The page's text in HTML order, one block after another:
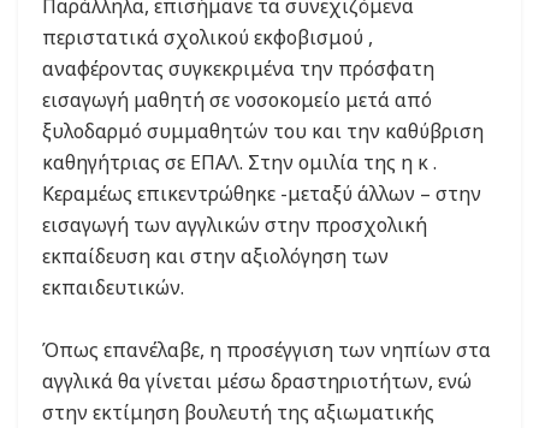
Παράλληλα, επισήμανε τα συνεχιζόμενα
περιστατικά σχολικού εκφοβισμού ,
αναφέροντας συγκεκριμένα την πρόσφατη
εισαγωγή μαθητή σε νοσοκομείο μετά από
ξυλοδαρμό συμμαθητών του και την καθύβριση
καθηγήτριας σε ΕΠΑΛ. Στην ομιλία της η κ .
Κεραμέως επικεντρώθηκε -μεταξύ άλλων – στην
εισαγωγή των αγγλικών στην προσχολική
εκπαίδευση και στην αξιολόγηση των
εκπαιδευτικών.
Όπως επανέλαβε, η προσέγγιση των νηπίων στα
αγγλικά θα γίνεται μέσω δραστηριοτήτων, ενώ
στην εκτίμηση βουλευτή της αξιωματικής